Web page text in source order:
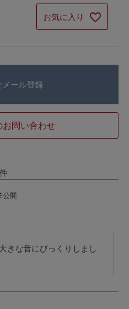
お気に入り
メール登録
お問い合わせ
公開
きな音にびっくりしまし